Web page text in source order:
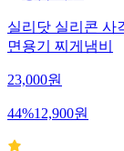
실리닷 실리콘 사
면용기 찌게냄비
23,000원
44%12,900원